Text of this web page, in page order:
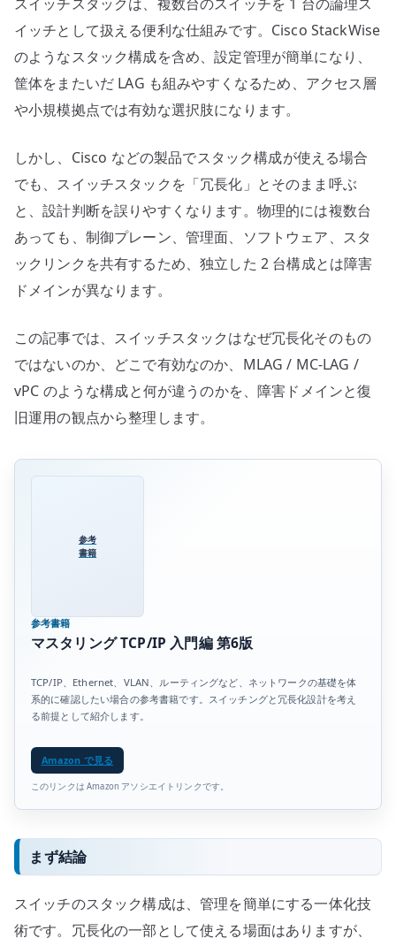
メ
イ
ン
と
と
違
い
へ
の
イッチとして扱える便利な仕組みです。Cisco StackWise
のようなスタック構成を含め、設定管理が簡単になり、
筐体をまたいだ LAG も組みやすくなるため、アクセス層
や小規模拠点では有効な選択肢になります。
しかし、Cisco などの製品でスタック構成が使える場合
でも、スイッチスタックを「冗長化」とそのまま呼ぶ
と、設計判断を誤りやすくなります。物理的には複数台
あっても、制御プレーン、管理面、ソフトウェア、スタ
ックリンクを共有するため、独立した 2 台構成とは障害
ドメインが異なります。
この記事では、スイッチスタックはなぜ冗長化そのもの
ではないのか、どこで有効なのか、MLAG / MC-LAG /
vPC のような構成と何が違うのかを、障害ドメインと復
旧運用の観点から整理します。
参考
書籍
参考書籍
マスタリング TCP/IP 入門編 第6版
TCP/IP、Ethernet、VLAN、ルーティングなど、ネットワークの基礎を体
系的に確認したい場合の参考書籍です。スイッチングと冗長化設計を考え
る前提として紹介します。
Amazon で見る
このリンクは Amazon アソシエイトリンクです。
まず結論
スイッチのスタック構成は、管理を簡単にする一体化技
術です。冗長化の一部として使える場面はありますが、